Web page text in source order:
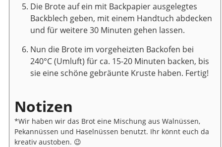
Die Brote auf ein mit Backpapier ausgelegtes
Backblech geben, mit einem Handtuch abdecken
und für weitere 30 Minuten gehen lassen.
Nun die Brote im vorgeheizten Backofen bei
240°C (Umluft) für ca. 15-20 Minuten backen, bis
sie eine schöne gebräunte Kruste haben. Fertig!
Notizen
*Wir haben wir das Brot eine Mischung aus Walnüssen,
Pekannüssen und Haselnüssen benutzt. Ihr könnt euch da
kreativ austoben. 😉